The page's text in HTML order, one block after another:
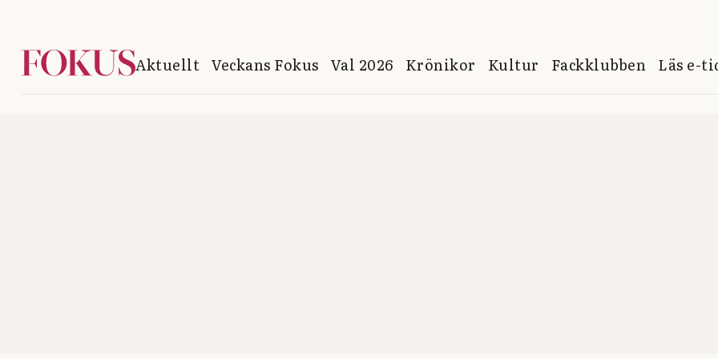
Aktuellt Veckans Fokus Val 2026 Krönikor Kultur Fackklubben Läs e-